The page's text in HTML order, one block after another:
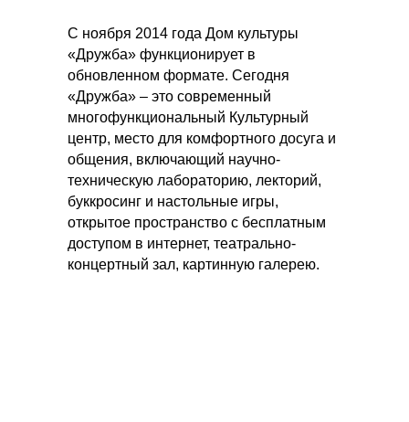
С ноября 2014 года Дом культуры
«Дружба» функционирует в
обновленном формате. Сегодня
«Дружба» – это современный
многофункциональный Культурный
центр, место для комфортного досуга и
общения, включающий научно-
техническую лабораторию, лекторий,
буккросинг и настольные игры,
открытое пространство с бесплатным
доступом в интернет, театрально-
концертный зал, картинную галерею.